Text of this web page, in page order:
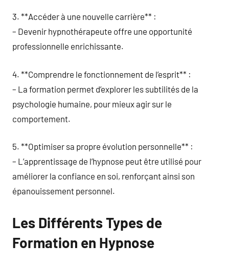
3. **Accéder à une nouvelle carrière** :
– Devenir hypnothérapeute offre une opportunité
professionnelle enrichissante.
4. **Comprendre le fonctionnement de l’esprit** :
– La formation permet d’explorer les subtilités de la
psychologie humaine, pour mieux agir sur le
comportement.
5. **Optimiser sa propre évolution personnelle** :
– L’apprentissage de l’hypnose peut être utilisé pour
améliorer la confiance en soi, renforçant ainsi son
épanouissement personnel.
Les Différents Types de
Formation en Hypnose